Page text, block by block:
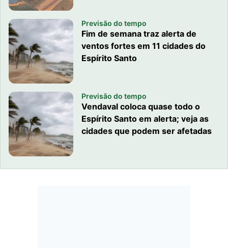
Previsão do tempo
Fim de semana traz alerta de
ventos fortes em 11 cidades do
Espírito Santo
Previsão do tempo
Vendaval coloca quase todo o
Espírito Santo em alerta; veja as
cidades que podem ser afetadas